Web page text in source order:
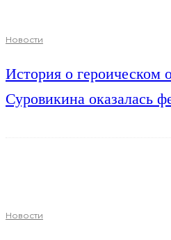
Новости
История о героическом
Суровикина оказалась
Новости